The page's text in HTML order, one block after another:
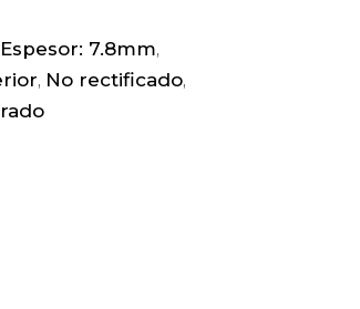
Espesor: 7.8mm,
, No rectificado,